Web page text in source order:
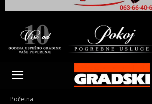
Gradski
Online
Početna